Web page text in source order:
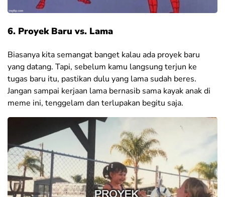
6. Proyek Baru vs. Lama
Biasanya kita semangat banget kalau ada proyek baru
yang datang. Tapi, sebelum kamu langsung terjun ke
tugas baru itu, pastikan dulu yang lama sudah beres.
Jangan sampai kerjaan lama bernasib sama kayak anak di
meme ini, tenggelam dan terlupakan begitu saja.